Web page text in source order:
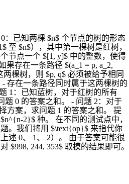
：已知两棵 $n$ 个节点的树的形态
至 $n$），其中第一棵树是红树，
节点一个 $[1, y]$ 中的整数，使得
果存在一条路径 $(a_1 = p, a_2,
两棵树，则 $p, q$ 必须被给予相同
存在一条路径同时属于这两棵树的
1：已知蓝树，对于红树的所有
题 0 的答案之和。 - 问题 2：对于
方案，求问题 1 的答案之和。 提
2}$ 种。 在不同的测试点中，
。我们将用 $\text{op}$ 来指代你
述 0、 1、 2）。 由于答案可能很
$998, 244, 353$ 取模的结果即可。